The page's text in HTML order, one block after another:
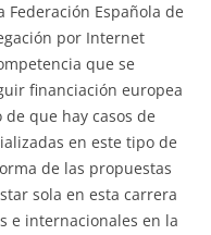
Española de
por Internet
que se
financiación europea
que hay casos de
en este tipo de
de las propuestas
sola en esta carrera
e internacionales en la